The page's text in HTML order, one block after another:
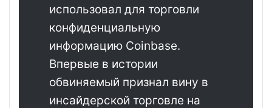
использовал для торговли
конфиденциальную
информацию Coinbase.
Впервые в истории
обвиняемый признал вину в
инсайдерской торговле на